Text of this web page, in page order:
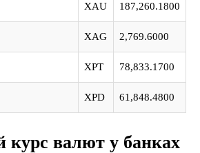
XAU 187,260.1800
XAG 2,769.6000
XPT 78,833.1700
XPD 61,848.4800
курс валют у банках